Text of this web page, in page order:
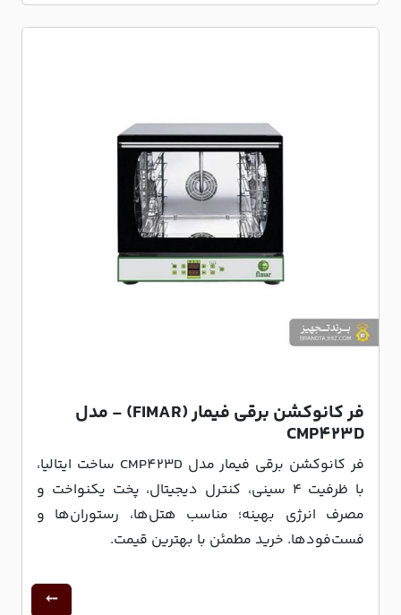
فر کانوکشن برقی فیمار (FIMAR) - مدل
CMP423D
فر کانوکشن برقی فیمار مدل CMP423D ساخت ایتالیا،
با ظرفیت ۴ سینی، کنترل دیجیتال، پخت یکنواخت و
مصرف انرژی بهینه؛ مناسب هتل‌ها، رستوران‌ها و
فست‌فودها. خرید مطمئن با بهترین قیمت.